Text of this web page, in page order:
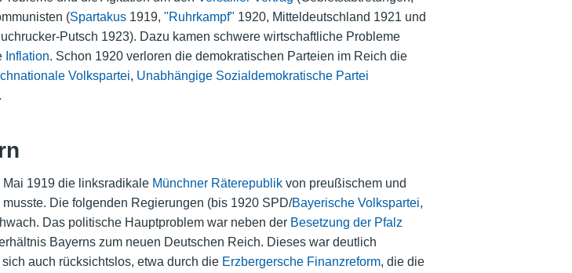
(Spartakus1919, "Ruhrkampf" 1920, Mitteldeutschland 1921 und
Putsch 1923). Dazu kamen schwere wirtschaftliche Probleme
Inflation. Schon 1920 verloren die demokratischen Parteien im Reich die
Volkspartei, Unabhängige Sozialdemokratische Partei
1919 die linksradikale Münchner Räterepublikvon preußischem und
Die folgenden Regierungen (bis 1920 SPD/Bayerische Volkspartei,
Das politische Hauptproblem war neben der Besetzung der Pfalz
Bayerns zum neuen Deutschen Reich. Dieses war deutlich
auch rücksichtslos, etwa durch die Erzbergersche Finanzreform, die die